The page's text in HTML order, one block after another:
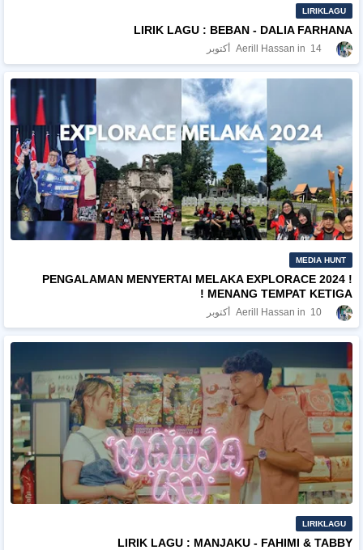
LIRIKLAGU
LIRIK LAGU : BEBAN - DALIA FARHANA
Aerill Hassan 14 أكتوبر
MEDIA HUNT
PENGALAMAN MENYERTAI MELAKA EXPLORACE 2024 !
MENANG TEMPAT KETIGA !
Aerill Hassan 10 أكتوبر
LIRIKLAGU
LIRIK LAGU : MANJAKU - FAHIMI & TABBY